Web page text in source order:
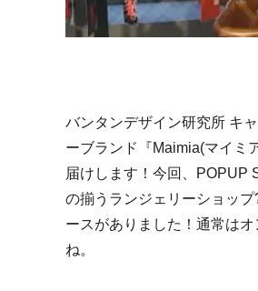
バンタンデザイン研究所 キ
ーブランド『 Maimia(マイミ
届けします！今回、
POPUP
の揃うランジェリーショップ
ースがありました！通常は
ね。